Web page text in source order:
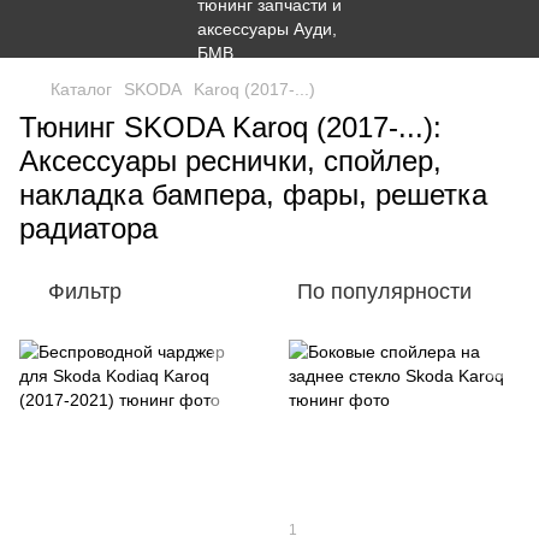
Каталог SKODA Karoq (2017-...)
Тюнинг SKODA Karoq (2017-...):
Аксессуары реснички, спойлер,
накладка бампера, фары, решетка
радиатора
Фильтр По популярности
1